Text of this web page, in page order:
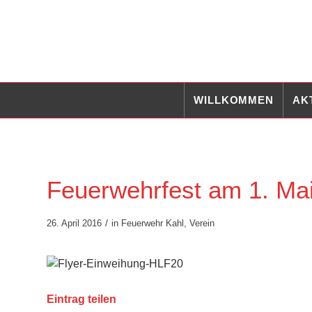
WILLKOMMEN
Feuerwehrfest am 1.
26. April 2016 / in Feuerwehr Kahl , Verein
Eintrag teilen